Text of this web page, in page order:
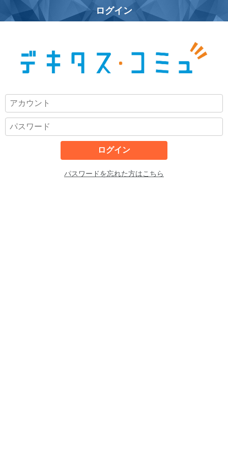
ログイン
パスワードを忘れた方はこちら